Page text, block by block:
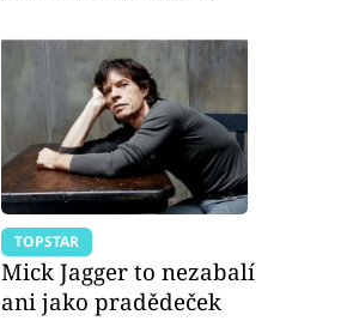
TOPSTAR
Mick Jagger to nezabalí
ani jako pradědeček